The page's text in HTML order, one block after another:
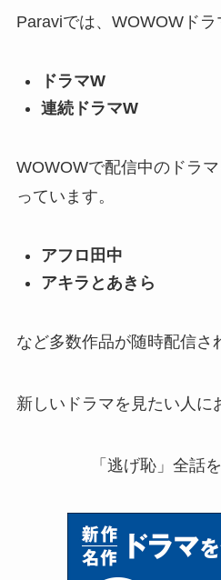
Paraviでは、WOWOWドラ
ドラマW
連続ドラマW
WOWOWで配信中のドラ
っています。
アフロ田中
アキラとあきら
など多数作品が随時配信さ
新しいドラマを見たい人に
「逃げ恥」全話